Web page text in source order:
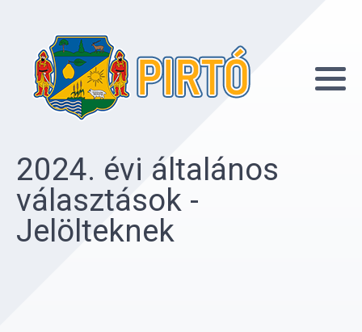
2024. évi általános
választások -
Jelölteknek